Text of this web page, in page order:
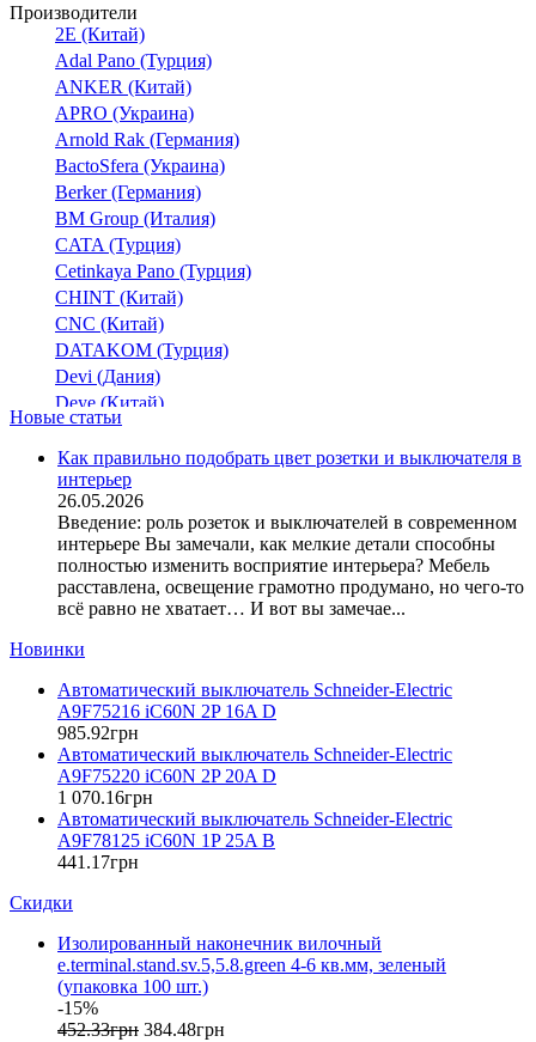
LZM2(2)
LZM3
LZM4
NBS(7)
NBS-E
NM1
NM8N(3)
NM8NDC(1)
NXM(2)
NXMS(1)
NZM1(4)
NZM2(8)
NZM3
NZM4
PCB(2)
Re PRO(2)
SDM6E
UCB
ukm(6)
x160(6)
x250(2)
ВА66-31 GENERICA
ВА66-33 GENERICA(1)
ВА66-35 GENERICA
ВА77-1(1)
ВА88(4)
ВАМ-8(1)
Производители
2E (Китай)
Adal Pano (Турция)
ANKER (Китай)
APRO (Украина)
Arnold Rak (Германия)
BactoSfera (Украина)
Berker (Германия)
BM Group (Италия)
CATA (Турция)
Cetinkaya Pano (Турция)
CHINT (Китай)
CNC (Китай)
DATAKOM (Турция)
Devi (Дания)
Deye (Китай)
DigiTop (Украина)
DKC (Украина)
Dyness (Китай)
E.NEXT (Украина)
EAE Electric
Eastron (Китай)
Eaton (США)
ElectrO (Украина)
EON (Таиланд)
ETI (Словения)
ETREL (Словения)
Evrosvet (Украина)
Extherm (Германия)
F&F (Польша)
FRER (Италия)
FS (Украина)
Galkat (Украина)
GENERICA (Китай)
Gewiss (Италия)
Ginlong Solis (Китай)
GreenVision (Китай)
Новые статьи
Как правильно подобрать цвет розетки и выключателя в
интерьер
26.05.2026
Введение: роль розеток и выключателей в современном
интерьере Вы замечали, как мелкие детали способны
полностью изменить восприятие интерьера? Мебель
расставлена, освещение грамотно продумано, но чего-то
всё равно не хватает… И вот вы замечае...
Новинки
Автоматический выключатель Schneider-Electric
A9F75216 iC60N 2P 16A D
985.92грн
Автоматический выключатель Schneider-Electric
A9F75220 iC60N 2P 20A D
1 070.16грн
Автоматический выключатель Schneider-Electric
A9F78125 iC60N 1P 25A B
441 .17грн
Скидки
Изолированный наконечник вилочный
e.terminal.stand.sv.5,5.8.green 4-6 кв.мм, зеленый
(упаковка 100 шт.)
-15%
452.33грн 384.48грн